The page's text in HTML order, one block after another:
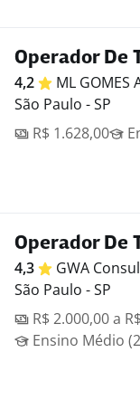
Operador De
4,2 ML GOMES
São Paulo - SP
R$ 1.628,00
Operador De
4,3 GWA
São Paulo - SP
R$ 2.000,00 a
Ensino Médio